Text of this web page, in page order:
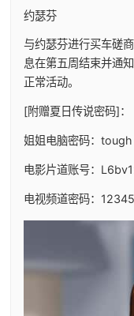
约瑟芬
与约瑟芬进行买车磋
息在第五周结束并通
正常活动。
[附赠夏日传说密码]：
姐姐电脑密码：
电影片道账号：
电视频道密码：12345